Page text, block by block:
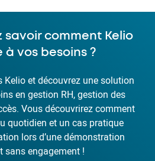
savoir comment Kelio
à vos besoins ?
Kelio et découvrez une solution
en gestion RH, gestion des
Vous découvrirez comment
quotidien et un cas pratique
lors d’une démonstration
sans engagement !